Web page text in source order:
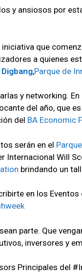
y ansiosos por
que
a quienes
Digbang,Parque de
y networking.
del año, que
del BA Economic
serán en el
Internacional Will
brindando un
en los
parte. Que
inversores y
Principales del